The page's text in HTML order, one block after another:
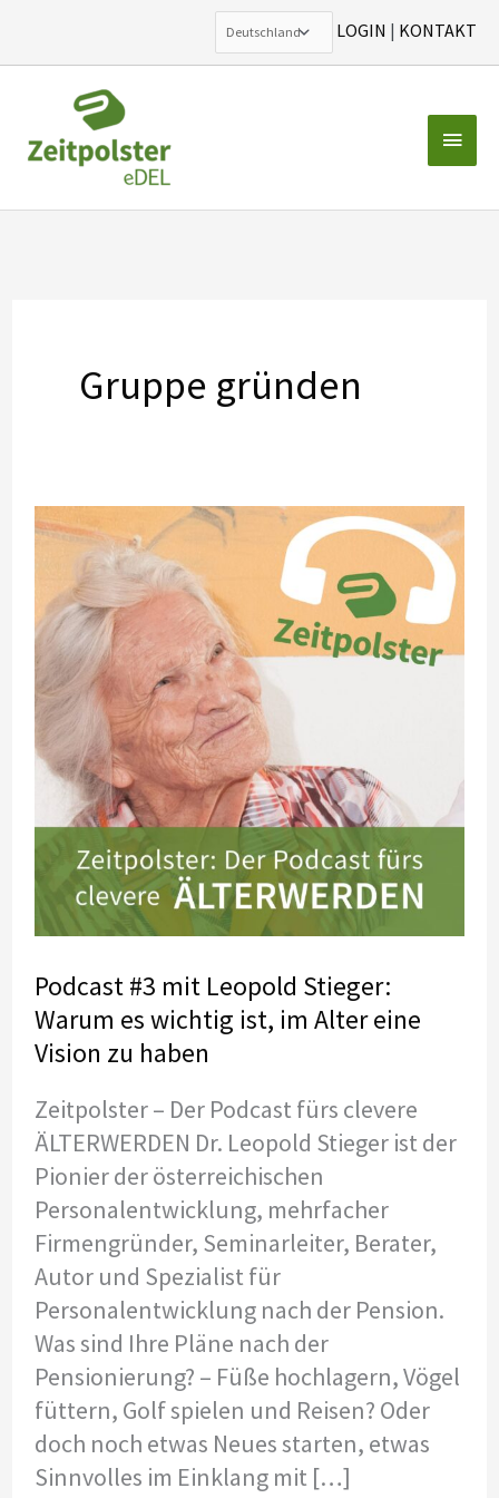
LOGIN | KONTAKT
springen
Gruppe gründen
Podcast #3 mit Leopold Stieger:
Warum es wichtig ist, im Alter eine
Vision zu haben
Zeitpolster – Der Podcast fürs clevere
ÄLTERWERDEN Dr. Leopold Stieger ist der
Pionier der österreichischen
Personalentwicklung, mehrfacher
Firmengründer, Seminarleiter, Berater,
Autor und Spezialist für
Personalentwicklung nach der Pension.
Was sind Ihre Pläne nach der
Pensionierung? – Füße hochlagern, Vögel
füttern, Golf spielen und Reisen? Oder
doch noch etwas Neues starten, etwas
Sinnvolles im Einklang mit […]